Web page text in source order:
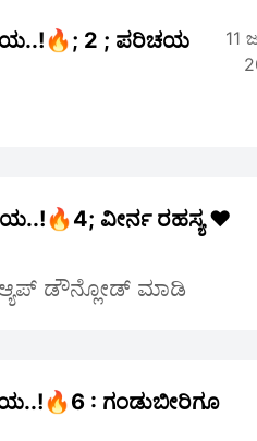
2 ; ಪರಿಚಯ
11
ವೀರ್ನ ರಹಸ್ಯ ❤️
ಆ್ಯಪ್ ಡೌನ್ಲೋಡ್ ಮಾಡಿ
: ಗಂಡುಬೀರಿಗೂ